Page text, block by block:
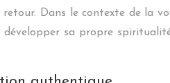
Dans le contexte de la
sa propre